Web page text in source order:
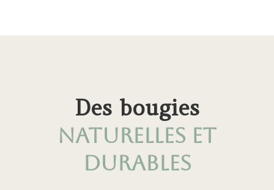
Des bougies
naturelles et
durables